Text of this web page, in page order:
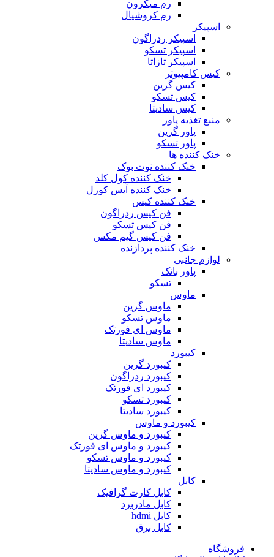
رم میکرون
رم کروشیال
اسپیکر
اسپیکر ردراگون
اسپیکر تسکو
اسپیکر تازاتا
کیس کامپیوتر
کیس گرین
کیس تسکو
کیس سادیتا
منبع تغذیه‌ پاور
پاور گرین
پاور تسکو
خنک کننده ها
خنک کننده نوت بوک
خنک کننده کول کلد
خنک کننده آیس کورل
خنک کننده کیس
فن کیس ردراگون
فن کیس تسکو
فن کیس گیم مکس
خنک کننده پردازنده
لوازم جانبی
پاور بانک
تسکو
ماوس
ماوس گرین
ماوس تسکو
ماوس ای فورتک
ماوس سادیتا
کیبورد
کیبورد گرین
کیبورد ردراگون
کیبورد ای فورتک
کیبورد تسکو
کیبورد سادیتا
کیبورد و ماوس
کیبورد و ماوس گرین
کیبورد و ماوس ای فورتک
کیبورد و ماوس تسکو
کیبورد و ماوس سادیتا
کابل
کابل کارت گرافیک
کابل مادربرد
کابل hdmi
کابل برق
فروشگاه